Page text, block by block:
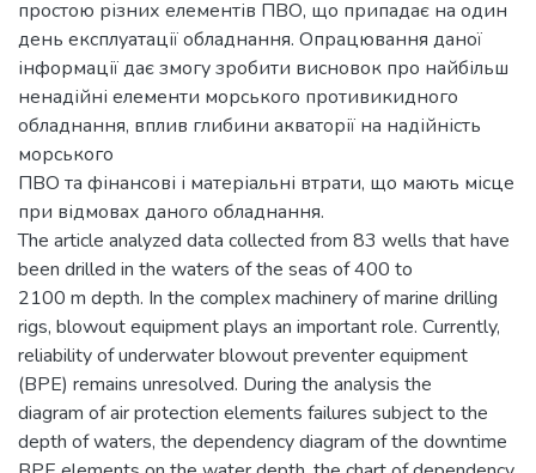
простою різних елементів ПВО, що припадає на один
день експлуатації обладнання. Опрацювання даної
інформації дає змогу зробити висновок про найбільш
ненадійні елементи морського противикидного
обладнання, вплив глибини акваторії на надійність
морського
ПВО та фінансові і матеріальні втрати, що мають місце
при відмовах даного обладнання.
The article analyzed data collected from 83 wells that have
been drilled in the waters of the seas of 400 to
2100 m depth. In the complex machinery of marine drilling
rigs, blowout equipment plays an important role. Currently,
reliability of underwater blowout preventer equipment
(BPE) remains unresolved. During the analysis the
diagram of air protection elements failures subject to the
depth of waters, the dependency diagram of the downtime